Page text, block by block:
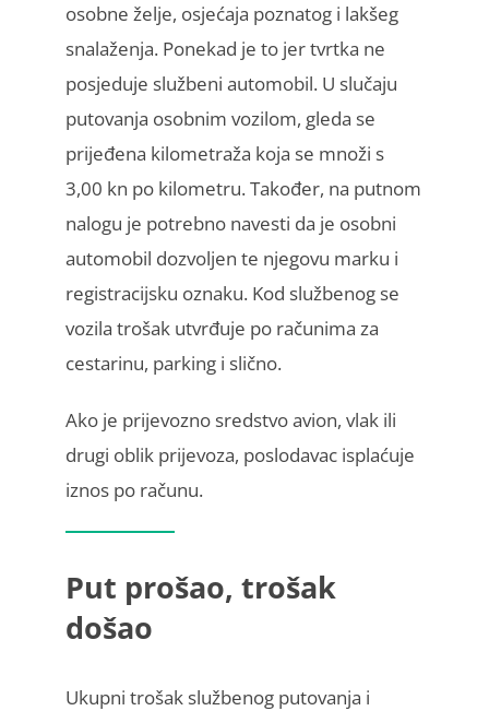
osobne želje, osjećaja poznatog i lakšeg
snalaženja. Ponekad je to jer tvrtka ne
posjeduje službeni automobil. U slučaju
putovanja osobnim vozilom, gleda se
prijeđena kilometraža koja se množi s
3,00 kn po kilometru. Također, na putnom
nalogu je potrebno navesti da je osobni
automobil dozvoljen te njegovu marku i
registracijsku oznaku. Kod službenog se
vozila trošak utvrđuje po računima za
cestarinu, parking i slično.
Ako je prijevozno sredstvo avion, vlak ili
drugi oblik prijevoza, poslodavac isplaćuje
iznos po računu.
Put prošao, trošak
došao
Ukupni trošak službenog putovanja i